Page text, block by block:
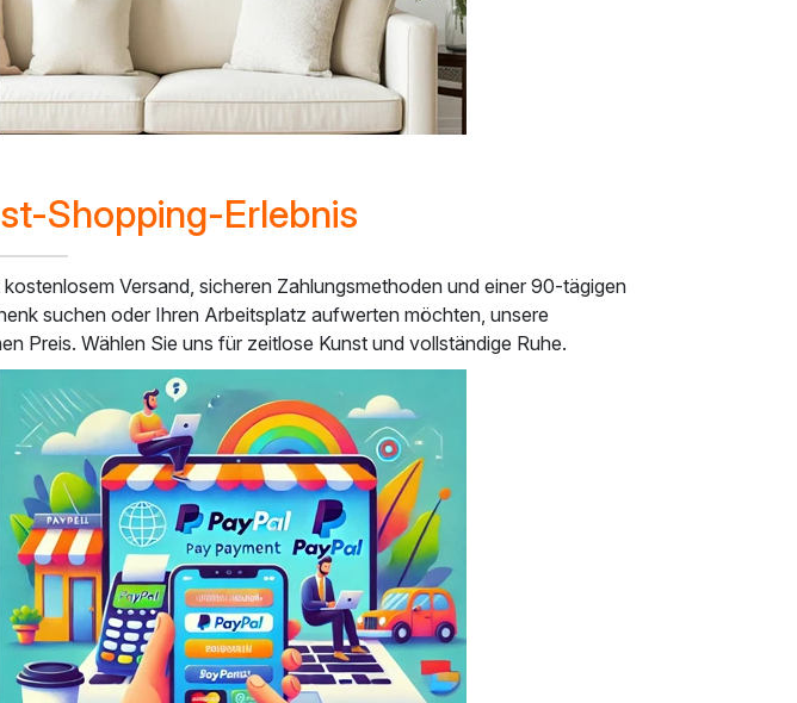
Shopping-Erlebnis
Versand, sicheren Zahlungsmethoden und einer 90-tägigen
suchen oder Ihren Arbeitsplatz aufwerten möchten, unsere
Preis. Wählen Sie uns für zeitlose Kunst und vollständige Ruhe.